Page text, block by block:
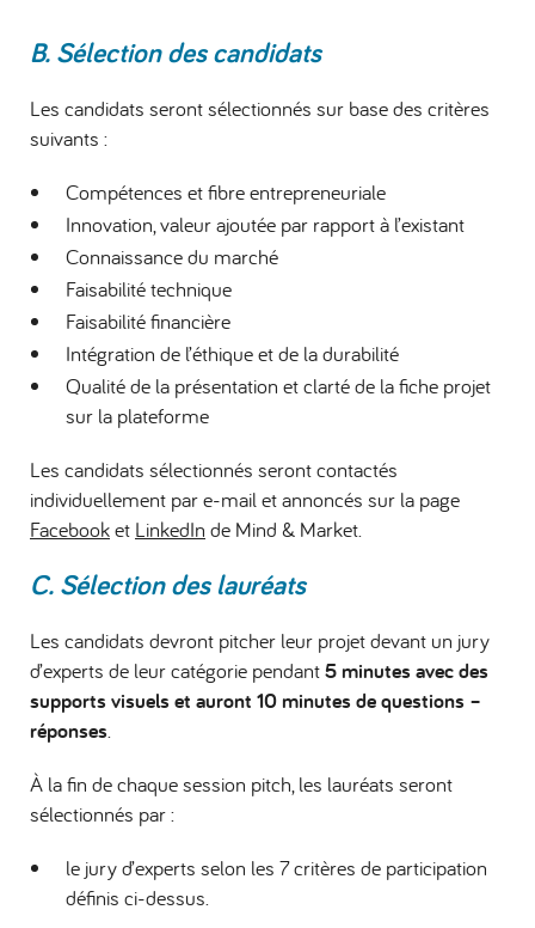
B. Sélection des candidats
Les candidats seront sélectionnés sur base des critères
suivants :
Compétences et fibre entrepreneuriale
Innovation, valeur ajoutée par rapport à l’existant
Connaissance du marché
Faisabilité technique
Faisabilité financière
Intégration de l’éthique et de la durabilité
Qualité de la présentation et clarté de la fiche projet
sur la plateforme
Les candidats sélectionnés seront contactés
individuellement par e-mail et annoncés sur la page
Facebooket LinkedIn de Mind & Market.
C. Sélection des lauréats
Les candidats devront pitcher leur projet devant un jury
d’experts de leur catégorie pendant5 minutes avec des
supports visuels et auront 10 minutes de questions –
réponses
À la fin de chaque session pitch, les lauréats seront
sélectionnés par :
le jury d’experts selon les 7 critères de participation
définis ci-dessus.